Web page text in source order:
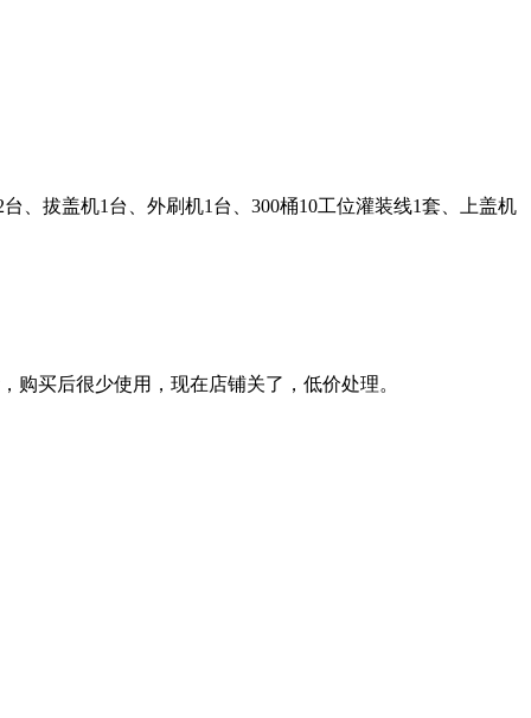
、拔盖机1台、外刷机1台、300桶10工位灌装线1套、上盖机
买后很少使用，现在店铺关了，低价处理。